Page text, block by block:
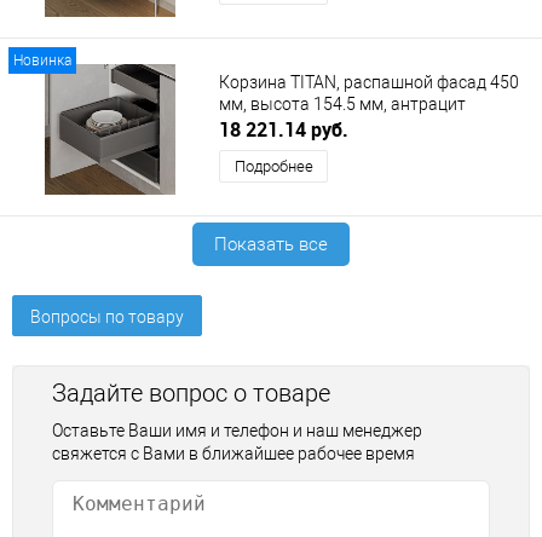
Новинка
Корзина TITAN, распашной фасад 450
мм, высота 154.5 мм, антрацит
DUSLAR
18 221.14 руб.
Подробнее
Показать все
Вопросы по товару
Задайте вопрос о товаре
Оставьте Ваши имя и телефон и наш менеджер
свяжется с Вами в ближайшее рабочее время